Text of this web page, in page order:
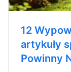
12
artykuły
Powinny